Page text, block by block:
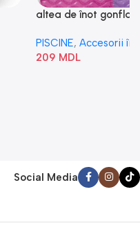
altea de înot
PISCINE, Accesorii
209 MDL
Social Media